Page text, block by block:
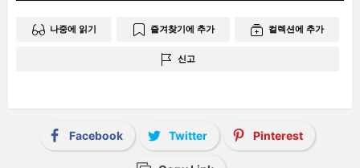
나중에 읽기 즐겨찾기에 추가 컬렉션에 추가
신고
Facebook Twitter Pinterest